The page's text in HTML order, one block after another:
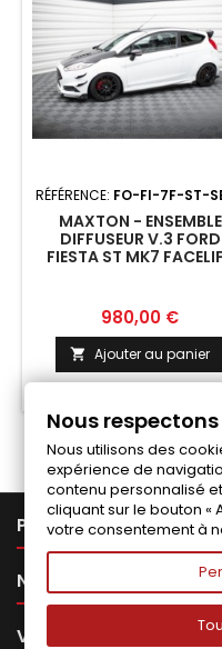
RÉFÉRENCE: FO-FI-7F-ST-
MAXTON - ENSEMBLE
DIFFUSEUR V.3 FORD
FIESTA ST MK7
Prix
980,00 €
 Ajouter au panier

PRODUITS
NOTRE SOCIÉTÉ
VOTRE COMPTE
Nous
Nous utilisons des
expérience de
contenu personnalisé
cliquant sur le bouton «
votre consentement à